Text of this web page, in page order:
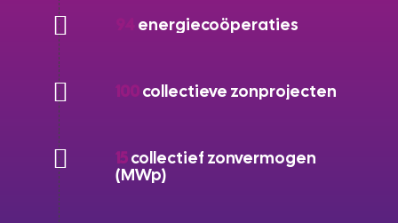
energiecoöperaties
100collectieve zonprojecten
15collectief zonvermogen
(MWp)